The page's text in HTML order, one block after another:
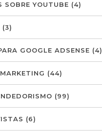
SOBRE YOUTUBE (4)
(3)
GOOGLE ADSENSE (4)
(44)
(99)
(6)